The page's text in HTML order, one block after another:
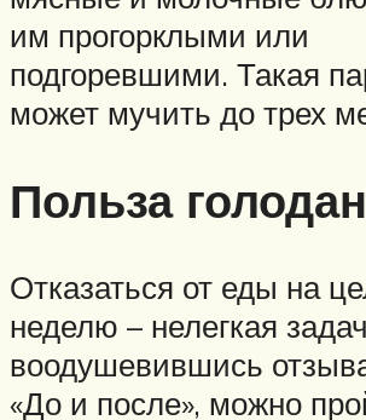
им прогорклыми или
подгоревшими. Такая
может мучить до трех
Польза
Отказаться от еды на
неделю – нелегкая
воодушевившись
«До и после», можно